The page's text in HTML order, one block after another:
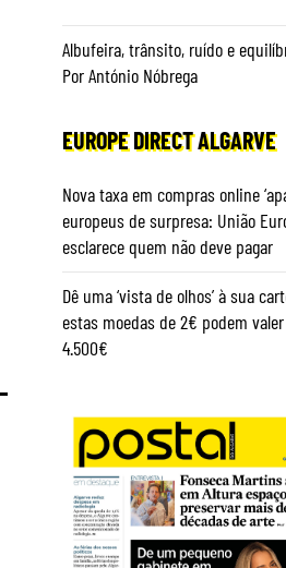
Albufeira, trânsito, ruído e
Por António Nóbrega
EUROPE DIRECT ALGARVE
Nova taxa em compras online
europeus de surpresa: União
esclarece quem não deve pagar
Dê uma ‘vista de olhos’ à sua
estas moedas de 2€ podem
4.500€